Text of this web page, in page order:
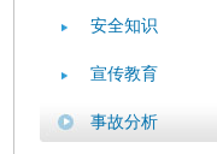
安全知识
宣传教育
事故分析